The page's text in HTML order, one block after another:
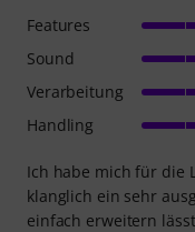
Ich habe mich für die
klanglich ein sehr
einfach erweitern
Features
Sound
Verarbeitung
Handling